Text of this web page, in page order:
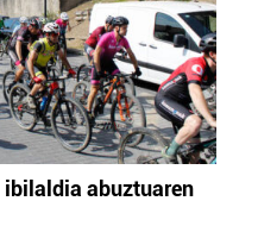
abuztuaren